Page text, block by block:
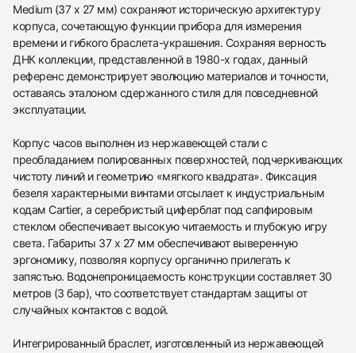
Medium (37 x 27 мм) сохраняют историческую архитектуру
корпуса, сочетающую функции прибора для измерения
времени и гибкого браслета-украшения. Сохраняя верность
ДНК коллекции, представленной в 1980-х годах, данный
референс демонстрирует эволюцию материалов и точности,
оставаясь эталоном сдержанного стиля для повседневной
эксплуатации.
Корпус часов выполнен из нержавеющей стали с
преобладанием полированных поверхностей, подчеркивающих
чистоту линий и геометрию «мягкого квадрата». Фиксация
безеля характерными винтами отсылает к индустриальным
кодам Cartier, а серебристый циферблат под сапфировым
стеклом обеспечивает высокую читаемость и глубокую игру
света. Габариты 37 x 27 мм обеспечивают выверенную
эргономику, позволяя корпусу органично прилегать к
запястью. Водонепроницаемость конструкции составляет 30
метров (3 бар), что соответствует стандартам защиты от
случайных контактов с водой.
Интегрированный браслет, изготовленный из нержавеющей